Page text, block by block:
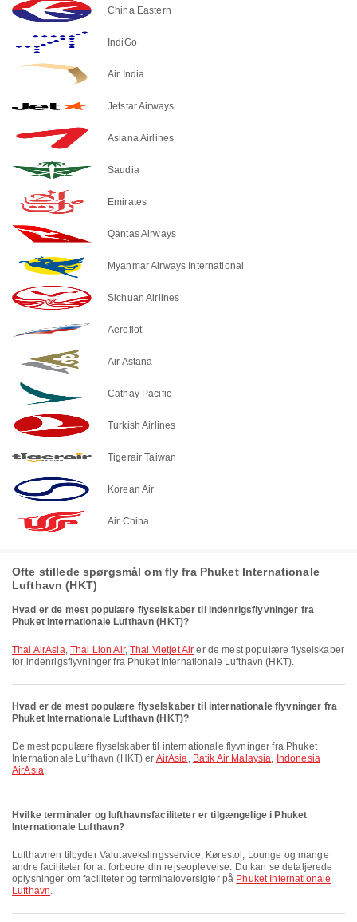
China Eastern
IndiGo
Air India
Jetstar Airways
Asiana Airlines
Saudia
Emirates
Qantas Airways
Myanmar Airways International
Sichuan Airlines
Aeroflot
Air Astana
Cathay Pacific
Turkish Airlines
Tigerair Taiwan
Korean Air
Air China
Ofte stillede spørgsmål om fly fra Phuket Internationale
Lufthavn (HKT)
Hvad er de mest populære flyselskaber til indenrigsflyvninger fra
Phuket Internationale Lufthavn (HKT)?
Thai AirAsia, Thai Lion Air,Thai Vietjet Air er de mest populære flyselskaber
for indenrigsflyvninger fra Phuket Internationale Lufthavn (HKT).
Hvad er de mest populære flyselskaber til internationale flyvninger fra
Phuket Internationale Lufthavn (HKT)?
De mest populære flyselskaber til internationale flyvninger fra Phuket
Internationale Lufthavn (HKT) er AirAsia, Batik Air Malaysia, Indonesia
AirAsia.
Hvilke terminaler og lufthavnsfaciliteter er tilgængelige i Phuket
Internationale Lufthavn?
Lufthavnen tilbyder Valutavekslingsservice, Kørestol, Lounge og mange
andre faciliteter for at forbedre din rejseoplevelse. Du kan se detaljerede
oplysninger om faciliteter og terminaloversigter på Phuket Internationale
Lufthavn.